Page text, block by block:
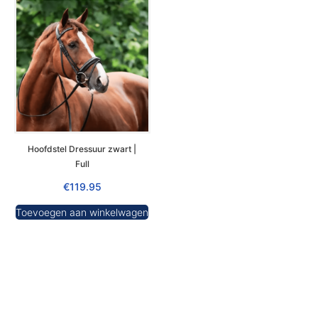
Hoofdstel Dressuur zwart |
Full
€119.95
Toevoegen aan winkelwagen